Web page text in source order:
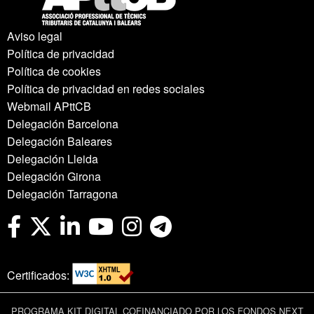
Aviso legal
Política de privacidad
Política de cookies
Política de privacidad en redes sociales
Webmail APttCB
Delegación Barcelona
Delegación Baleares
Delegación Lleida
Delegación Girona
Delegación Tarragona
Certificados:
PROGRAMA KIT DIGITAL COFINANCIADO POR LOS FONDOS NEXT